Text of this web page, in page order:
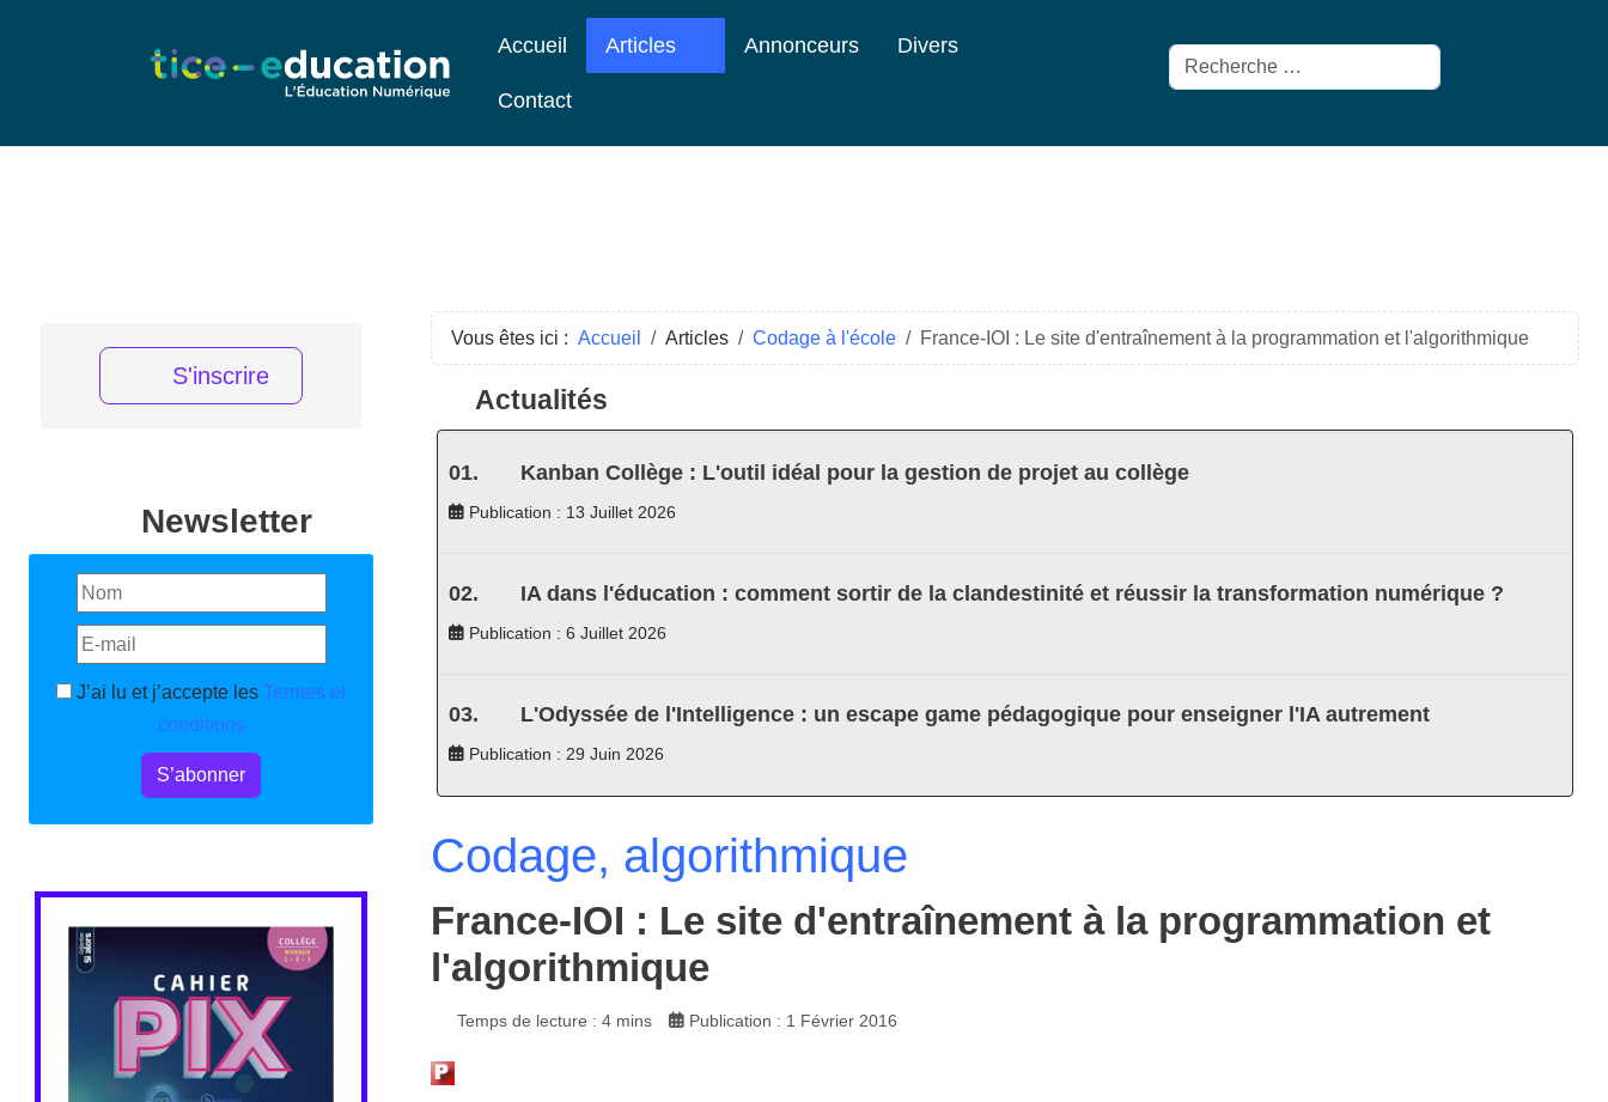
Accueil Articles Annonceurs Divers
Contact
Rechercher
S'inscrire
Newsletter
J’ai lu et j’accepte les Termes et
conditions
S’abonner
Vous êtes ici : Accueil Articles Codage à l'école France-IOI : Le site d'entraînement à la programmation et l'algorithmique
Actualités
Kanban Collège : L'outil idéal pour la gestion de projet au collège
Publication : 13 Juillet 2026
IA dans l'éducation : comment sortir de la clandestinité et réussir la transformation numérique ?
Publication : 6 Juillet 2026
L'Odyssée de l'Intelligence : un escape game pédagogique pour enseigner l'IA autrement
Publication : 29 Juin 2026
Codage, algorithmique
France-IOI : Le site d'entraînement à la programmation et
l'algorithmique
Temps de lecture : 4 mins Publication : 1 Février 2016